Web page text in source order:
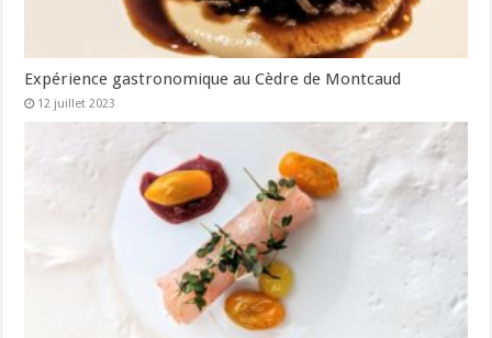
Expérience gastronomique au Cèdre de Montcaud
12 juillet 2023